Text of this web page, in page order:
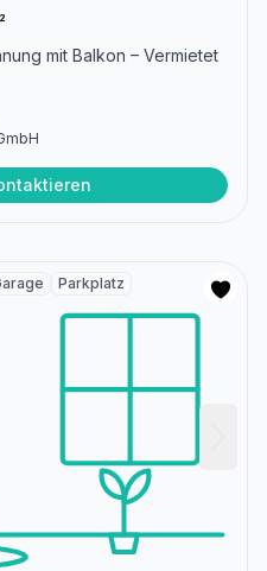
mit Balkon – Vermietet
Parkplatz